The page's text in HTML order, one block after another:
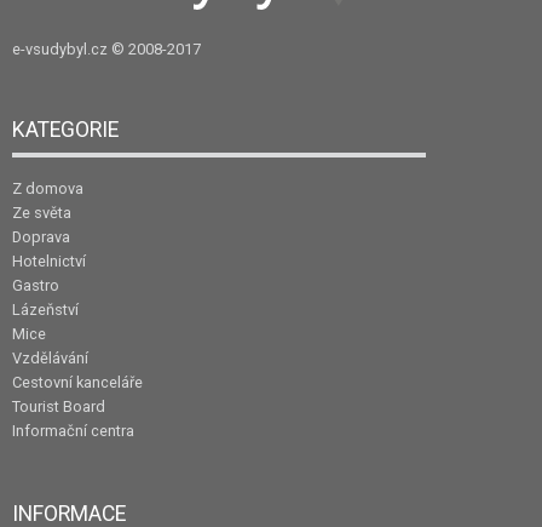
e-vsudybyl.cz © 2008-2017
KATEGORIE
Z domova
Ze světa
Doprava
Hotelnictví
Gastro
Lázeňství
Mice
Vzdělávání
Cestovní kanceláře
Tourist Board
Informační centra
INFORMACE